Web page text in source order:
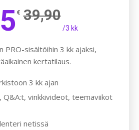
€ 39,90
/3 kk
PRO-sisältöihin 3 kk ajaksi,
kertatilaus.
3 kk ajan
Q&A:t, vinkkivideot, teemaviikot
netissä